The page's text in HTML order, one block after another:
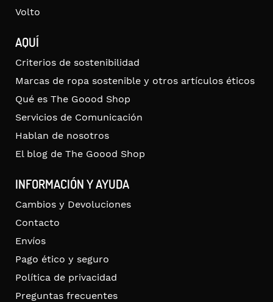
Volto
AQUÍ
Criterios de sostenibilidad
Marcas de ropa sostenible y otros artículos éticos
Qué es The Goood Shop
Servicios de Comunicación
Hablan de nosotros
El blog de The Goood Shop
INFORMACIÓN Y AYUDA
Cambios y Devoluciones
Contacto
Envíos
Pago ético y seguro
Política de privacidad
Preguntas frecuentes